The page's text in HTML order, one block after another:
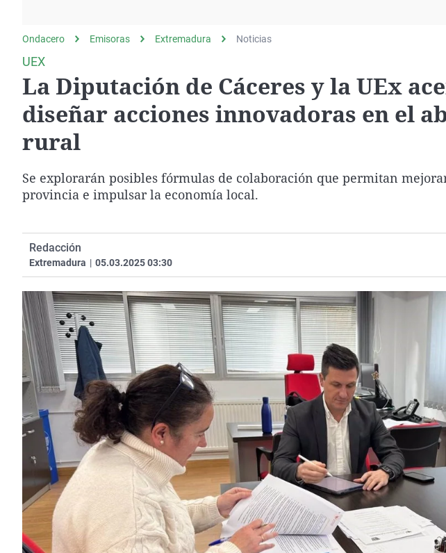
Operación Viuda
Negra
Navarra
Ondacero Emisoras Extremadura Noticias
UEX
La Diputación de Cáceres y la UEx
diseñar acciones innovadoras en el
rural
Se explorarán posibles fórmulas de colaboración que permitan
provincia e impulsar la economía local.
Redacción
Extremadura | 05.03.2025 03:30